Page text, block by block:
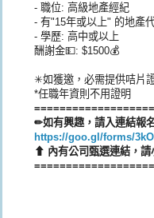
- 職位: 高級地產經紀
- 有"15年或以上" 的地產
- 學歷: 高中或以上
酬謝金💵: $1500💰
✳如獲邀，必需提供咭片
*任職年資則不用證明
✏如有興趣，請入連結報
https://goo.gl/forms/
⬆ 內有公司甄選連結，請
===================